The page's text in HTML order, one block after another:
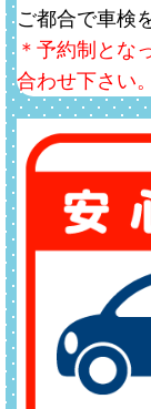
ご都合で車検
＊予約制とな
合わせ下さい。